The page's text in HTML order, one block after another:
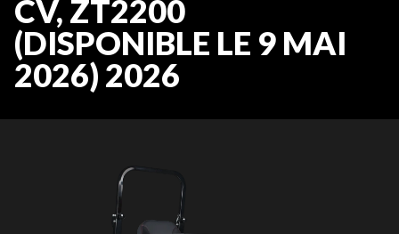
CV, ZT2200
(DISPONIBLE LE 9 MAI
2026) 2026